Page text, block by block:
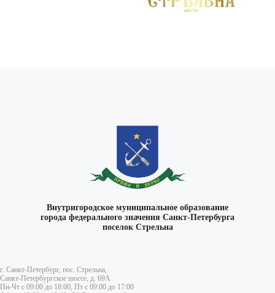
Внутригородское муниципальное образование
города федерального значения Санкт-Петербурга
поселок Стрельна
г. Санкт-Петербург, пос. Стрельна,
Санкт-Петербургское шоссе, д. 69А
Пн-Чт с 09:00 до 18:00, Пт с 09:00 до 17:00